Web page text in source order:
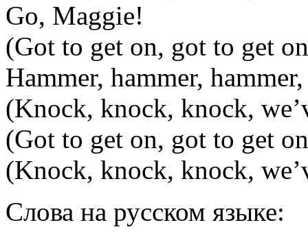
Go, Maggie!
(Got to get on, got to get
Hammer, hammer,
(Knock, knock, knock,
(Got to get on, got to get
(Knock, knock, knock,
Слова на русском языке: